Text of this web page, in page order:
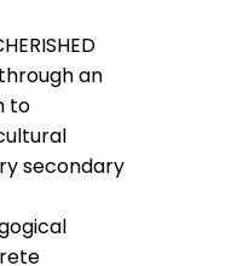
an
to
secondary